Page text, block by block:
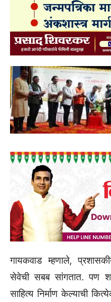
गायकवाड म्हणाले,
सेवेची सबब सांगतात. पण
साहित्य निर्माण केल्याची